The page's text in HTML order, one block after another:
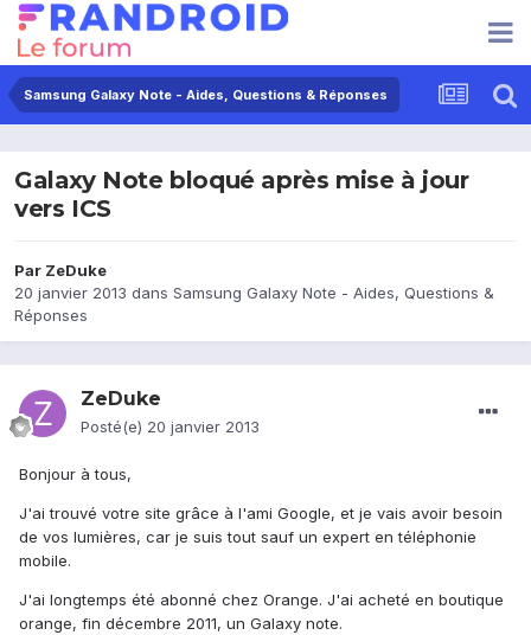
Samsung Galaxy Note - Aides, Questions & Réponses
Galaxy Note bloqué après mise à jour
vers ICS
Par ZeDuke
20 janvier 2013 dans Samsung Galaxy Note - Aides, Questions &
Réponses
ZeDuke
Posté(e) 20 janvier 2013
Bonjour à tous,
J'ai trouvé votre site grâce à l'ami Google, et je vais avoir besoin
de vos lumières, car je suis tout sauf un expert en téléphonie
mobile.
J'ai longtemps été abonné chez Orange. J'ai acheté en boutique
orange, fin décembre 2011, un Galaxy note.